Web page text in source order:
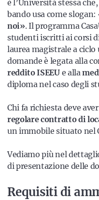
è l’Università stessa
bando usa come slogan:
noi». Il programma
studenti iscritti ai corsi
laurea magistrale a ciclo
domande è legata alla
reddito ISEEUe alla
diploma nel caso degli
Chi fa richiesta deve
regolare contratto di
un immobile situato nel
Vediamo più nel
di presentazione delle
Requisiti di